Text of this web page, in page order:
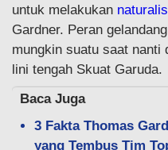
untuk melakukan
Gardner. Peran
mungkin suatu saat nanti
lini tengah Skuat Garuda.
Baca Juga
3 Fakta Thomas
yang Tembus Tim